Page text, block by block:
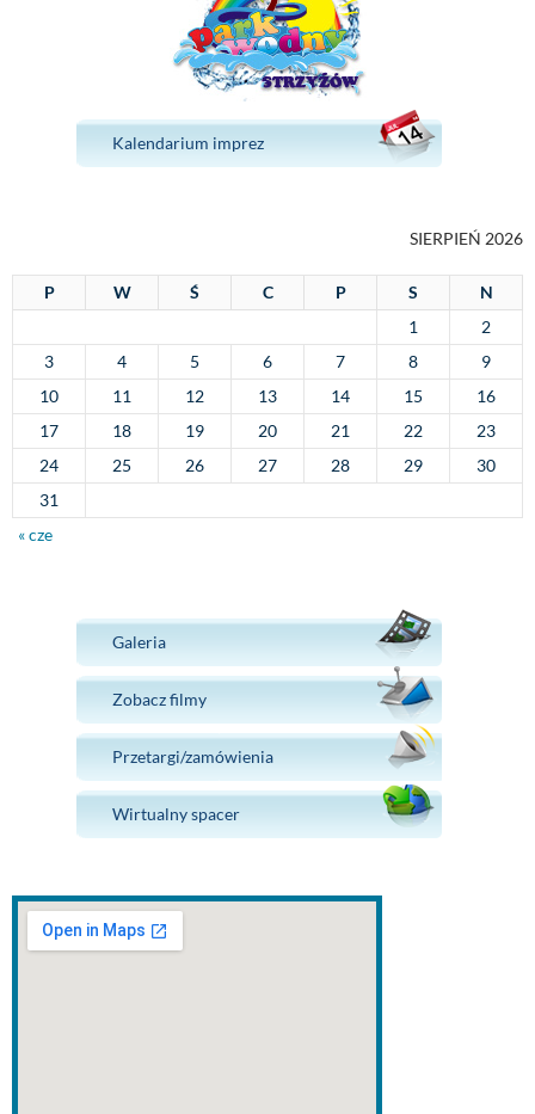
Kalendarium imprez
SIERPIEŃ 2026
P W Ś C P S
N
1
2
3
4 5 6 7 8
9
10
11 12 13 14 15
16
17
18 19 20 21 22
23
24
25 26 27 28 29
30
31
« cze
Galeria
Zobacz filmy
Przetargi/zamówienia
Wirtualny spacer